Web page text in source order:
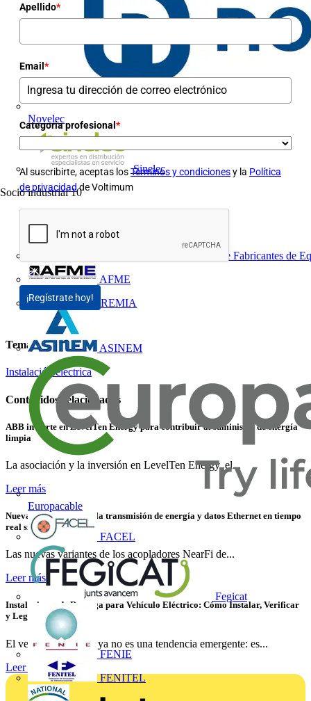
Novelec
Sinelec
Socio industrial 10
AFEC, Asociación de Fabricantes de
AFME
AGREMIA
ASINEM
Europacable
FACEL
Fegicat
FENIE
FENITEL
Apellido*
Email *
Categoria profesional *
Al suscribirte, aceptas losTérminos y condicionesy la Política
de privacidadde Voltimum
¡Regístrate hoy!
Temas
Instalación eléctrica
Contenidos relacionados
ABB invierte en LevelTen Energy para contribuir al suministro de energía
limpia
La asociación y la inversión en LevelTen Energy, el...
Leer más
Nuevas variantes para la transmisión de energía y datos Ethernet en tiempo
real sin contacto
Las nuevas variantes de los acopladores NearFi de...
Leer más
Instalaciones de Recarga para Vehículo Eléctrico: Cómo Instalar, Verificar
y Legalizar con Éxito
El vehículo eléctrico ya no es una tendencia emergente: es...
Leer más